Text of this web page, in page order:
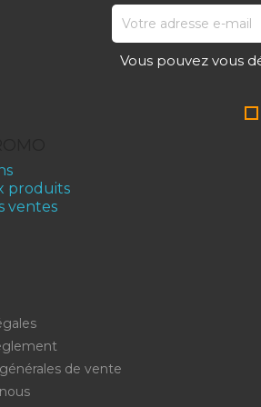
Vous pouvez vous
produits
ventes
de vente